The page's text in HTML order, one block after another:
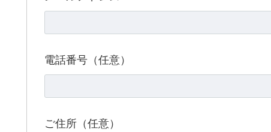
電話番号（任意）
ご住所（任意）